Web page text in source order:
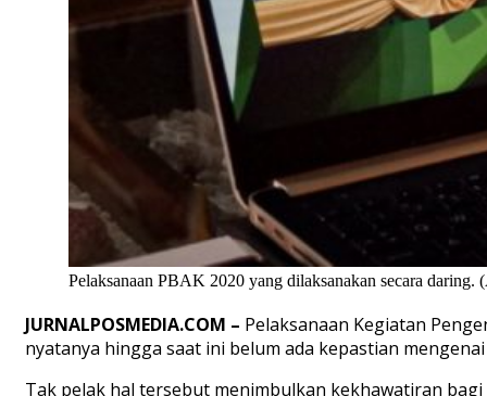
Pelaksanaan PBAK 2020 yang dilaksanakan secara
JURNALPOSMEDIA.COM – Pelaksanaan Kegiatan
nyatanya hingga saat ini belum ada kepastian
Tak pelak hal tersebut menimbulkan kekhawatiran